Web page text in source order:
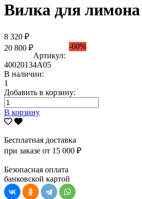
Вилка для лимона
8 320 ₽
20 800 ₽
-60%
Артикул:
40020134А05
В наличии:
1
Добавить в корзину:
В корзину
Бесплатная доставка
при заказе от 15 000 ₽
Безопасная оплата
банковской картой